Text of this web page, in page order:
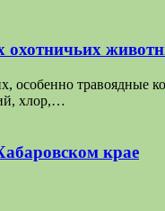
охотничьих
особенно травоядные
хлор,…
крае